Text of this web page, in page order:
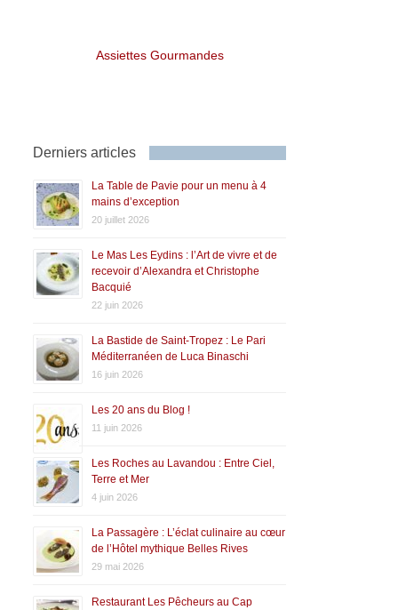
Assiettes Gourmandes
Derniers articles
La Table de Pavie pour un menu à 4
mains d’exception
20 juillet 2026
Le Mas Les Eydins : l’Art de vivre et de
recevoir d’Alexandra et Christophe
Bacquié
22 juin 2026
La Bastide de Saint-Tropez : Le Pari
Méditerranéen de Luca Binaschi
16 juin 2026
Les 20 ans du Blog !
11 juin 2026
Les Roches au Lavandou : Entre Ciel,
Terre et Mer
4 juin 2026
La Passagère : L’éclat culinaire au cœur
de l’Hôtel mythique Belles Rives
29 mai 2026
Restaurant Les Pêcheurs au Cap